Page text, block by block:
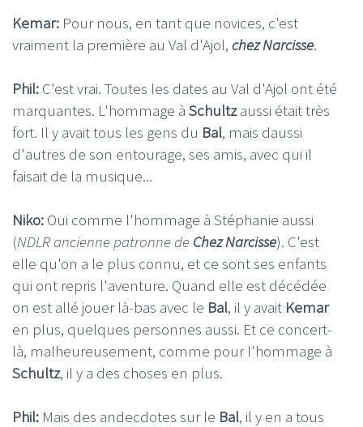
Kemar: Pour nous, en tant que novices, c'est
vraiment la première au Val d'Ajol, chez Narcisse.
Phil: C'est vrai. Toutes les dates au Val d'Ajol ont été
marquantes. L'hommage à Schultzaussi était très
fort. Il y avait tous les gens du Bal, mais daussi
d'autres de son entourage, ses amis, avec qui il
faisait de la musique...
Niko: Oui comme l'hommage à Stéphanie aussi
(NDLR ancienne patronne de Chez Narcisse). C'est
elle qu'on a le plus connu, et ce sont ses enfants
qui ont repris l'aventure. Quand elle est décédée
on est allé jouer là-bas avec le Bal, il y avait Kemar
en plus, quelques personnes aussi. Et ce concert-
là, malheureusement, comme pour l'hommage à
Schultz, il y a des choses en plus.
Phil: Mais des andecdotes sur le Bal, il y en a tous